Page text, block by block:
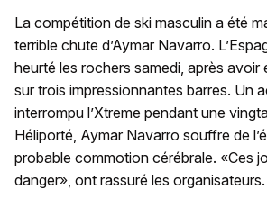
La compétition de ski masculin a été
terrible chute d’Aymar Navarro.
heurté les rochers samedi, après avoir
sur trois impressionnantes barres. Un
interrompu l’Xtreme pendant une
Héliporté, Aymar Navarro souffre de
probable commotion cérébrale. «Ces
danger», ont rassuré les organisateurs.